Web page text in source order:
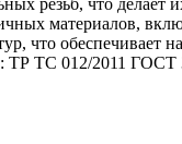
материалов,
что обеспечивает
ТР ТС 012/2011